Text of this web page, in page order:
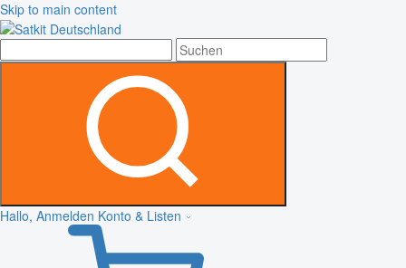
Skip to main content
Hallo, Anmelden Konto & Listen